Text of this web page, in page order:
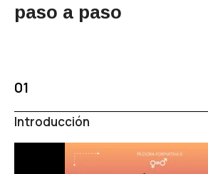
paso a paso
01
Introducción